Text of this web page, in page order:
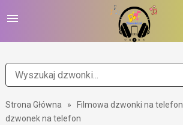
Strona Główna » Filmowa dzwonki na telefon
dzwonek na telefon